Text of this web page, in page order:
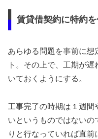
賃貸借契約に特約
あらゆる問題を事前に想
ト。その上で、工期が
いておくようにする。
工事完了の時期は１週間
いというものではない
りと行なっていれば直前